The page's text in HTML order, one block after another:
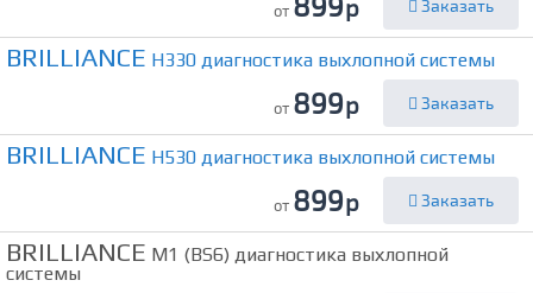
от р Заказать
BRILLIANCE H330 диагностика выхлопной системы
от 899р Заказать
BRILLIANCE H530 диагностика выхлопной системы
от 899р Заказать
BRILLIANCE M1 (BS6) диагностика выхлопной
системы